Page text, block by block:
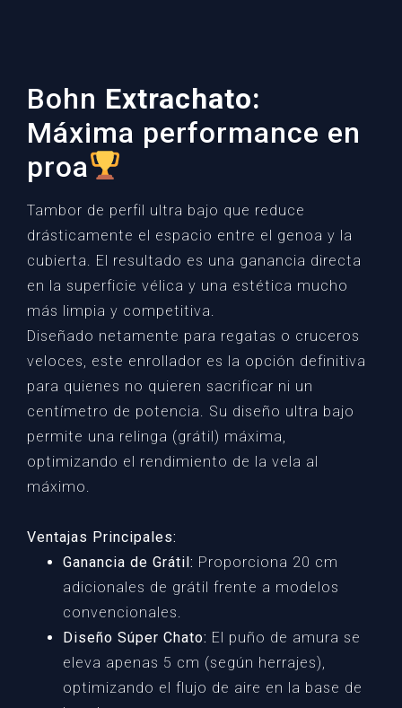
Bohn Extrachato:
Máxima performance en
proa
Tambor de perfil ultra bajo que reduce
drásticamente el espacio entre el genoa y la
cubierta. El resultado es una ganancia directa
en la superficie vélica y una estética mucho
más limpia y competitiva.
Diseñado netamente para regatas o cruceros
veloces, este enrollador es la opción definitiva
para quienes no quieren sacrificar ni un
centímetro de potencia. Su diseño ultra bajo
permite una relinga (grátil) máxima,
optimizando el rendimiento de la vela al
máximo.
Ventajas Principales:
Ganancia de Grátil: Proporciona 20 cm
adicionales de grátil frente a modelos
convencionales.
Diseño Súper Chato: El puño de amura se
eleva apenas 5 cm (según herrajes),
optimizando el flujo de aire en la base de